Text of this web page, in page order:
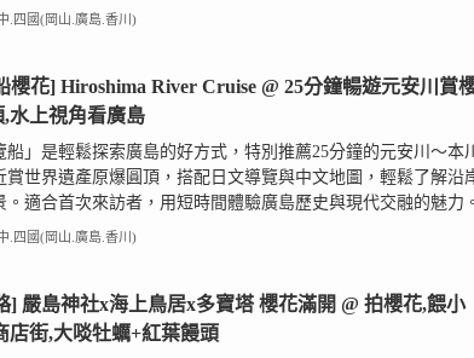
.四國(岡山.廣島.香川)
櫻花] Hiroshima River Cruise @ 25分鐘暢遊元安川賞
水上視角看廣島
船」是輕鬆探索廣島的好方式，特別推薦25分鐘的元安川～本川
賞世界遺產原爆圓頂，搭配日文導覽與中文地圖，輕鬆了解沿
。適合首次來訪者，用短時間體驗廣島歷史與現代交融的魅力。
.四國(岡山.廣島.香川)
] 嚴島神社x海上鳥居x多寶塔 櫻花滿開 @ 拍櫻花,餵小
店街,大啖牡蠣+紅葉饅頭